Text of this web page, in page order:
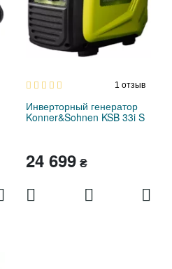
1 отзыв
Инверторный генератор
Konner&Sohnen KSB 33i S
24 699₴